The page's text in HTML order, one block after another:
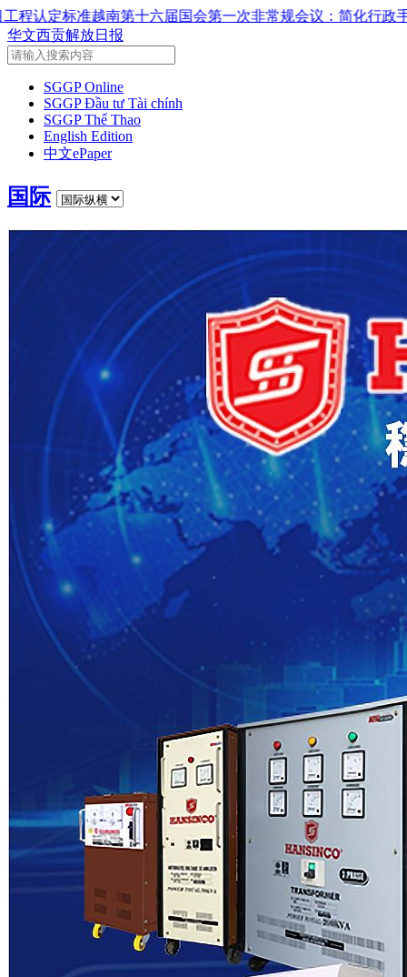
次非常规会议：简化行政手续但不削弱监管责任越南国会主
华文西贡解放日报
SGGP Online
SGGP Đầu tư Tài chính
SGGP Thể Thao
English Edition
中文ePaper
国际